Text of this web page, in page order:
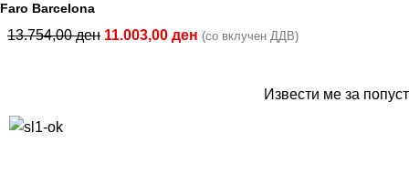
Faro Barcelona
13.754,00ден 11.003,00 ден (со вклучен ДДВ)
Извести ме за попуст